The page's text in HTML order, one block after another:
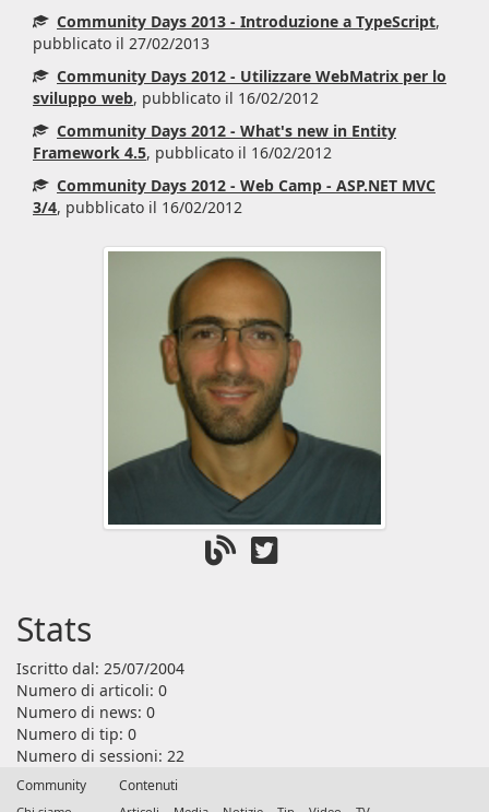
Community Days 2013 - Introduzione a TypeScript,
pubblicato il 27/02/2013
Community Days 2012 - Utilizzare WebMatrix per lo
sviluppo web, pubblicato il 16/02/2012
Community Days 2012 - What's new in Entity
Framework 4.5, pubblicato il 16/02/2012
Community Days 2012 - Web Camp - ASP.NET MVC
3/4, pubblicato il 16/02/2012
Stats
Iscritto dal: 25/07/2004
Numero di articoli: 0
Numero di news: 0
Numero di tip: 0
Numero di sessioni: 22
Community Contenuti